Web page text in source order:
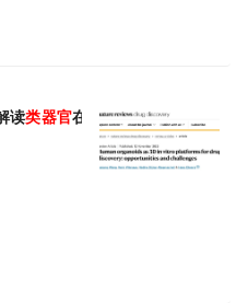
读类器官在药物研发中的机遇和挑